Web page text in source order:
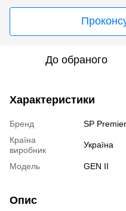
До обраного
Характеристики
Бренд
SP Premier
Країна
виробник
Україна
Модель GEN II
Опис